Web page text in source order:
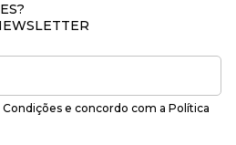
e concordo com a Política